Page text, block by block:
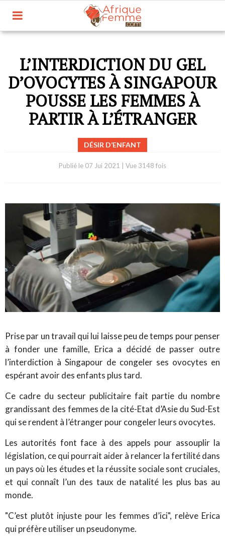
L’INTERDICTION DU GEL
D’OVOCYTES À SINGAPOUR
POUSSE LES FEMMES À
PARTIR À L’ÉTRANGER
DÉSIR D’ENFANT
Publié le 07 Jui 2021 Vue 3148 fois
Prise par un travail qui lui laisse peu de temps pour penser
à fonder une famille, Erica a décidé de passer outre
l’interdiction à Singapour de congeler ses ovocytes en
espérant avoir des enfants plus tard.
Ce cadre du secteur publicitaire fait partie du nombre
grandissant des femmes de la cité-Etat d’Asie du Sud-Est
qui se rendent à l’étranger pour congeler leurs ovocytes.
Les autorités font face à des appels pour assouplir la
législation, ce qui pourrait aider à relancer la fertilité dans
un pays où les études et la réussite sociale sont cruciales,
et qui connaît l’un des taux de natalité les plus bas au
monde.
"C’est plutôt injuste pour les femmes d’ici", relève Erica
qui préfère utiliser un pseudonyme.